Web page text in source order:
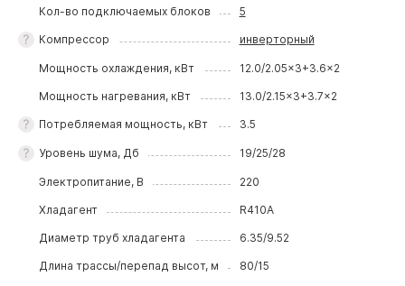
Кол-во подключаемых блоков 5
Компрессор инверторный
Мощность охлаждения, кВт 12.0/2.05x3+3.6x2
Мощность нагревания, кВт 13.0/2.15x3+3.7x2
Потребляемая мощность, кВт 3.5
Уровень шума, Дб 19/25/28
Электропитание, В 220
Хладагент R410A
Диаметр труб хладагента 6.35/9.52
Длина трассы/перепад высот, м 80/15